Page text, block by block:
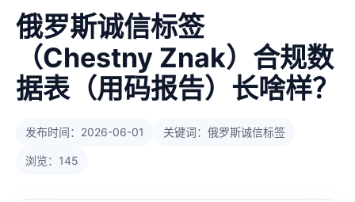
俄罗斯诚信标签
（Chestny Znak）合规数
据表（用码报告）长啥样？
发布时间：2026-06-01 关键词：俄罗斯诚信标签
浏览：145